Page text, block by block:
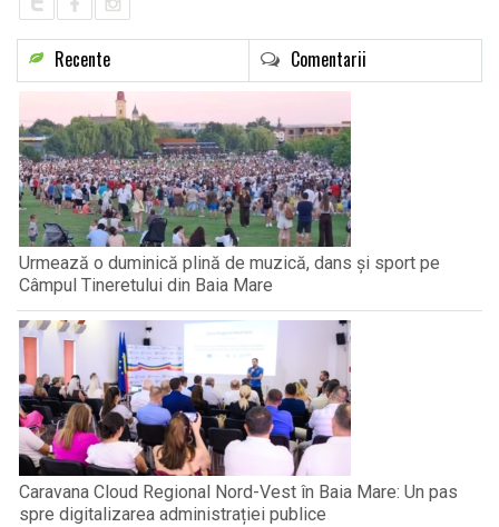
Recente Comentarii
Urmează o duminică plină de muzică, dans și sport pe
Câmpul Tineretului din Baia Mare
Caravana Cloud Regional Nord-Vest în Baia Mare: Un pas
spre digitalizarea administrației publice